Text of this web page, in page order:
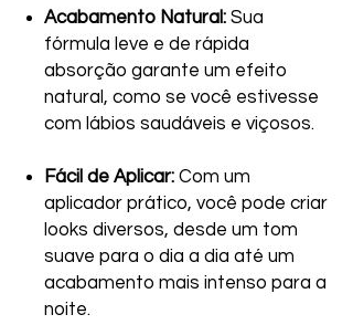
Acabamento Natural: Sua
fórmula leve e de rápida
absorção garante um efeito
natural, como se você estivesse
com lábios saudáveis e viçosos.
Fácil de Aplicar: Com um
aplicador prático, você pode criar
looks diversos, desde um tom
suave para o dia a dia até um
acabamento mais intenso para a
noite.